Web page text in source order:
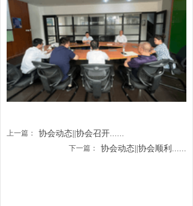
上一篇： 协会动态||协会召开......
下一篇： 协会动态||协会顺利......